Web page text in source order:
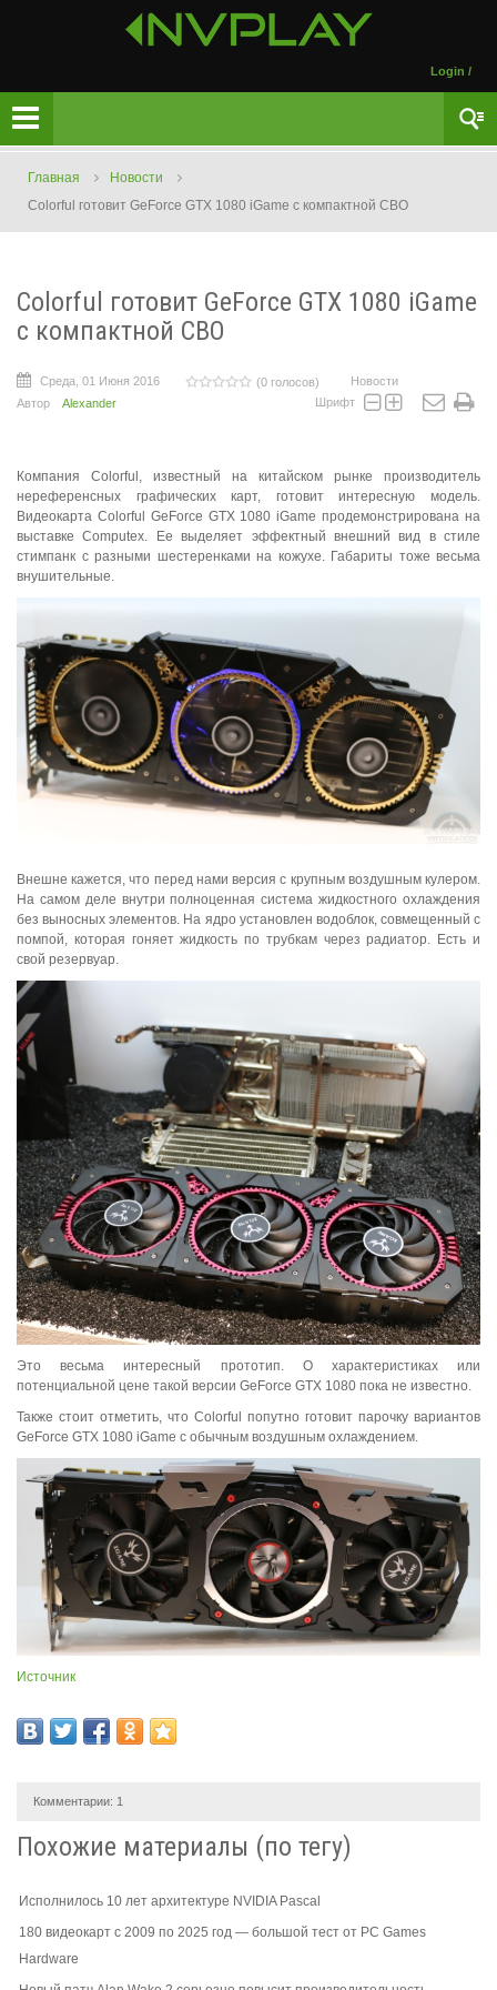
Login /
Главная
Новости
Colorful готовит GeForce GTX 1080 iGame с компактной СВО
Colorful готовит GeForce GTX 1080 iGame
с компактной СВО
Среда, 01 Июня 2016 (0 голосов)
Новости
Автор
Alexander Шрифт
Компания Colorful, известный на китайском рынке производитель
нереференсных графических карт, готовит интересную модель.
Видеокарта Colorful GeForce GTX 1080 iGame продемонстрирована на
выставке Computex. Ее выделяет эффектный внешний вид в стиле
стимпанк с разными шестеренками на кожухе. Габариты тоже весьма
внушительные.
Внешне кажется, что перед нами версия с крупным воздушным кулером.
На самом деле внутри полноценная система жидкостного охлаждения
без выносных элементов. На ядро установлен водоблок, совмещенный с
помпой, которая гоняет жидкость по трубкам через радиатор. Есть и
свой резервуар.
Это весьма интересный прототип. О характеристиках или
потенциальной цене такой версии GeForce GTX 1080 пока не известно.
Также стоит отметить, что Colorful попутно готовит парочку вариантов
GeForce GTX 1080 iGame с обычным воздушным охлаждением.
Источник
Комментарии: 1
Похожие материалы (по тегу)
Исполнилось 10 лет архитектуре NVIDIA Pascal
180 видеокарт с 2009 по 2025 год — большой тест от PC Games
Hardware